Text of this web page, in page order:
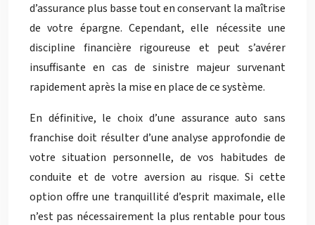
d’assurance plus basse tout en conservant la maîtrise
de votre épargne. Cependant, elle nécessite une
discipline financière rigoureuse et peut s’avérer
insuffisante en cas de sinistre majeur survenant
rapidement après la mise en place de ce système.
En définitive, le choix d’une assurance auto sans
franchise doit résulter d’une analyse approfondie de
votre situation personnelle, de vos habitudes de
conduite et de votre aversion au risque. Si cette
option offre une tranquillité d’esprit maximale, elle
n’est pas nécessairement la plus rentable pour tous